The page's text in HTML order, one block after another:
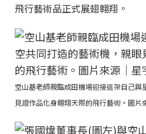
飛行藝術品正式展翅翱翔。
空山基老師親臨成田機場迎接這架自己
見證作品化身翱翔天際的飛行藝術。圖片